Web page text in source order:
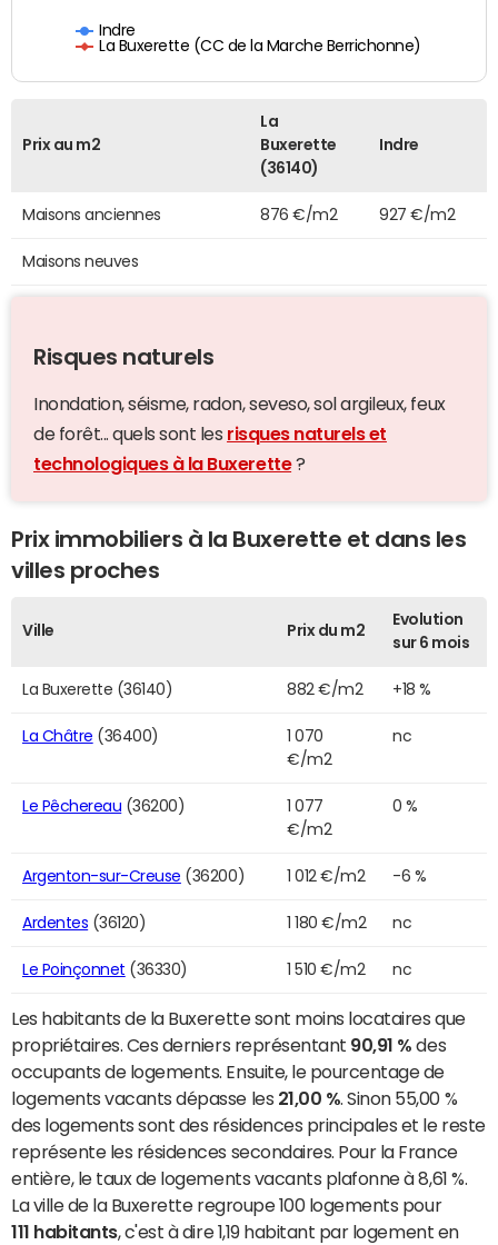
Indre
La Buxerette (CC de la Marche Berrichonne)
Prix au m2
La
Buxerette
(36140)
Indre
Maisons anciennes 876 €/m2 927 €/m2
Maisons neuves
Risques naturels
Inondation, séisme, radon, seveso, sol argileux, feux
de forêt... quels sont les risques naturels et
technologiques à la Buxerette?
Prix immobiliers à la Buxerette et dans les
villes proches
Ville Prix du m2
Evolution
sur 6 mois
La Buxerette (36140) 882 €/m2 +18 %
La Châtre (36400)
1 070
€/m2
nc
Le Pêchereau (36200)
1 077
€/m2
0 %
Argenton-sur-Creuse (36200) 1 012 €/m2 -6 %
Ardentes (36120) 1 180 €/m2 nc
Le Poinçonnet (36330) 1 510 €/m2 nc
Les habitants de la Buxerette sont moins locataires que
propriétaires. Ces derniers représentant 90,91 % des
occupants de logements. Ensuite, le pourcentage de
logements vacants dépasse les 21,00 % . Sinon 55,00 %
des logements sont des résidences principales et le reste
représente les résidences secondaires. Pour la France
entière, le taux de logements vacants plafonne à 8,61 %.
La ville de la Buxerette regroupe 100 logements pour
111 habitants, c'est à dire 1,19 habitant par logement en